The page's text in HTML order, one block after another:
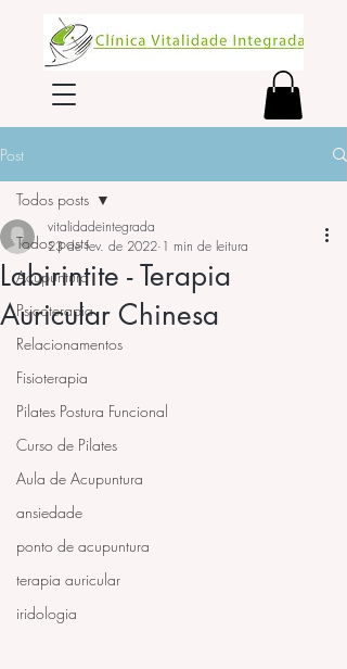
Post
Todos posts
Acupuntura
Psicoterapia
Relacionamentos
Fisioterapia
Pilates Postura Funcional
Curso de Pilates
Aula de Acupuntura
ansiedade
ponto de acupuntura
terapia auricular
iridologia
Todos posts
Labirintite - Terapia
Auricular Chinesa
vitalidadeintegrada
23 de fev. de 2022 1 min de leitura